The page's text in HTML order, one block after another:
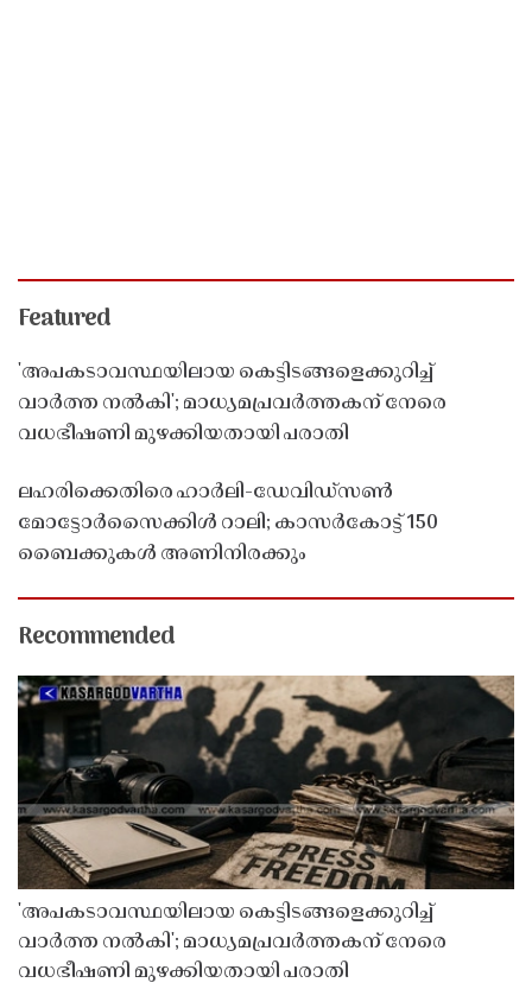
Featured
'അപകടാവസ്ഥയിലായ കെട്ടിടങ്ങളെക്കുറിച്ച്
വാർത്ത നൽകി'; മാധ്യമപ്രവർത്തകന് നേരെ
വധഭീഷണി മുഴക്കിയതായി പരാതി
ലഹരിക്കെതിരെ ഹാർലി-ഡേവിഡ്‌സൺ
മോട്ടോർസൈക്കിൾ റാലി; കാസർകോട്ട് 150
ബൈക്കുകൾ അണിനിരക്കും
Recommended
'അപകടാവസ്ഥയിലായ കെട്ടിടങ്ങളെക്കുറിച്ച്
വാർത്ത നൽകി'; മാധ്യമപ്രവർത്തകന് നേരെ
വധഭീഷണി മുഴക്കിയതായി പരാതി